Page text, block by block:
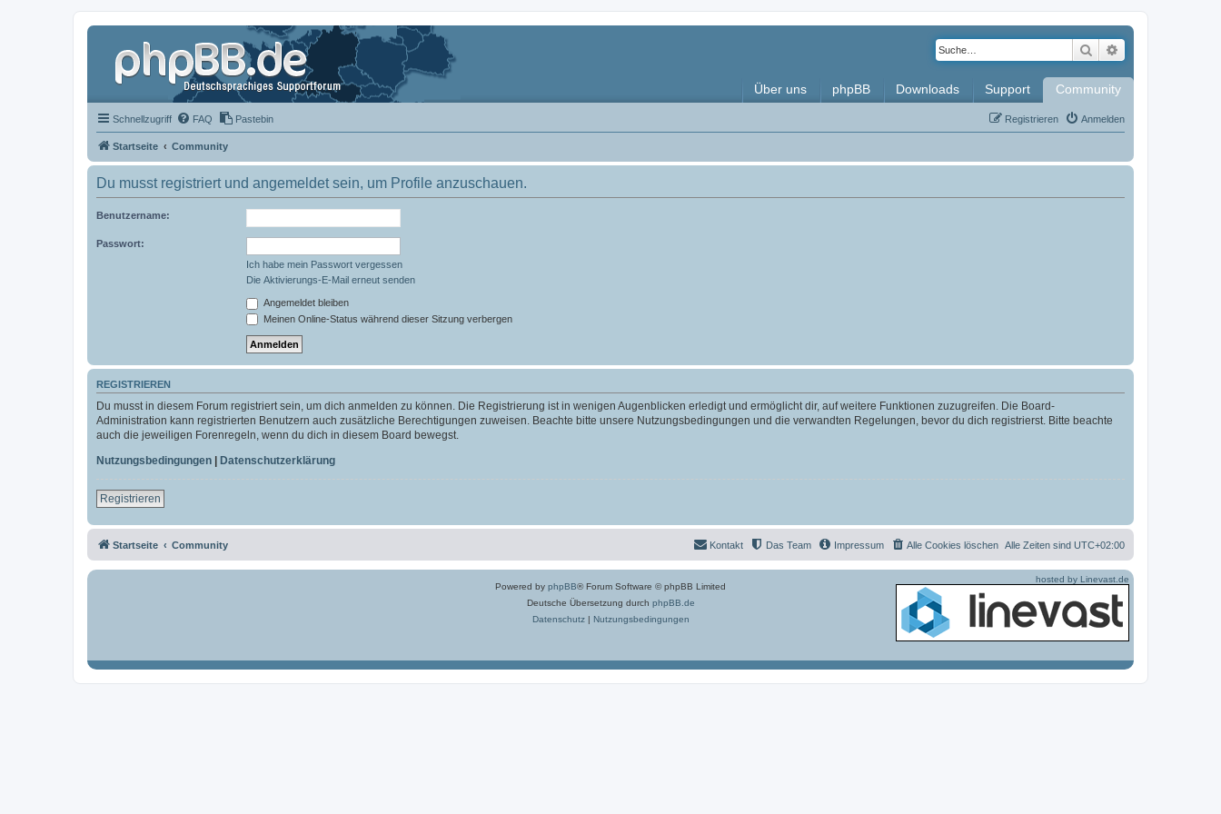
Suche
Über uns phpBB Downloads Support Community
Schnellzugriff FAQ Pastebin Anmelden
Registrieren
Startseite Community
Du musst registriert und angemeldet sein, um Profile anzuschauen.
Benutzername:
Passwort:
Ich habe mein Passwort vergessen
Die Aktivierungs-E-Mail erneut senden
Angemeldet bleiben
Meinen Online-Status während dieser Sitzung verbergen
REGISTRIEREN
Du musst in diesem Forum registriert sein, um dich anmelden zu können. Die Registrierung ist in wenigen Augenblicken erledigt und ermöglicht dir, auf weitere Funktionen zuzugreifen. Die Board-
Administration kann registrierten Benutzern auch zusätzliche Berechtigungen zuweisen. Beachte bitte unsere Nutzungsbedingungen und die verwandten Regelungen, bevor du dich registrierst. Bitte beachte
auch die jeweiligen Forenregeln, wenn du dich in diesem Board bewegst.
Nutzungsbedingungen | Datenschutzerklärung
Registrieren
Startseite Community Alle Zeiten sind UTC+02:00
Alle Cookies löschen
Impressum
Das Team
Kontakt
Powered by phpBB® Forum Software © phpBB Limited
Deutsche Übersetzung durch phpBB.de
Datenschutz| Nutzungsbedingungen
hosted by Linevast.de